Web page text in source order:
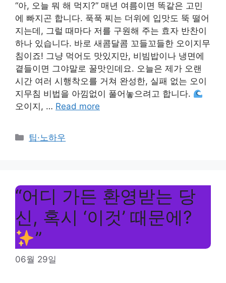
“아, 오늘 뭐 해 먹지?” 매년 여름이면 똑같은 고민
에 빠지곤 합니다. 푹푹 찌는 더위에 입맛도 뚝 떨어
지는데, 그럴 때마다 저를 구원해 주는 효자 반찬이
하나 있습니다. 바로 새콤달콤 꼬들꼬들한 오이지무
침이죠! 그냥 먹어도 맛있지만, 비빔밥이나 냉면에
곁들이면 그야말로 꿀맛인데요. 오늘은 제가 오랜
시간 여러 시행착오를 거쳐 완성한, 실패 없는 오이
지무침 비법을 아낌없이 풀어놓으려고 합니다.
오이지, … Read more
Categories
팁·노하우
“어디 가든 환영받는 당
신, 혹시 ‘이것’ 때문에?
”
06월 29일